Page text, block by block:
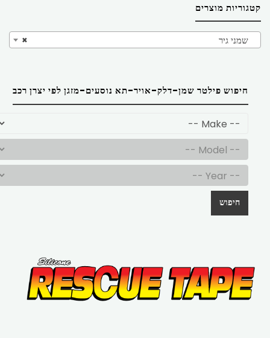
קטגוריות מוצרים
× שמני גיר
חיפוש פילטר שמן-דלק-אויר-תא נוסעים-מזגן לפי יצרן רכב
חיפוש